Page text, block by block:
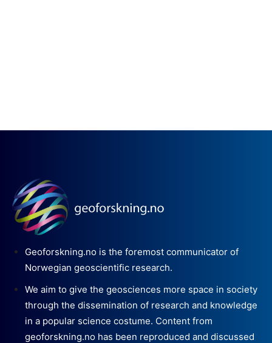
Geoforskning.no is the foremost communicator of
Norwegian geoscientific research.
We aim to give the geosciences more space in society
through the dissemination of research and knowledge
in a popular science costume. Content from
geoforskning.no has been reproduced and discussed